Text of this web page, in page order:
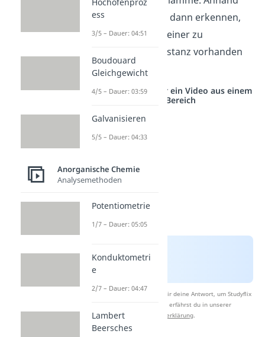
der Färbung wirst du dann erkennen,
welches Element in deiner zu
untersuchenden Substanz vorhanden
Studyflix vernetzt: Hier ein Video aus einem
anderen Bereich
Nach Beantwortung speichern wir deine Antwort, um Studyflix
zu verbessern. Mehr dazu erfährst du in unserer
Datenschutzerklärung.
Hochofenproz
ess
3/5 – Dauer: 04:51
Boudouard
Gleichgewicht
4/5 – Dauer: 03:59
Galvanisieren
5/5 – Dauer: 04:33
Anorganische Chemie
Analysemethoden
Potentiometrie
1/7 – Dauer: 05:05
Konduktometri
e
2/7 – Dauer: 04:47
Lambert
Beersches